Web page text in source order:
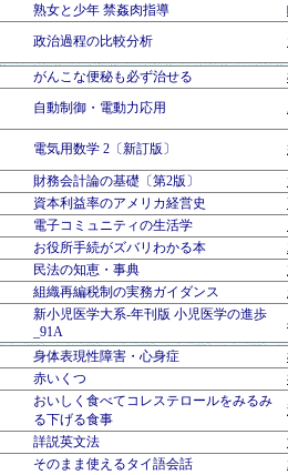
熟女と少年 禁姦肉指導
政治過程の比較分析
がんこな便秘も必ず治せる
自動制御・電動力応用
電気用数学 2〔新訂版〕
財務会計論の基礎〔第2版〕
資本利益率のアメリカ経営史
電子コミュニティの生活学
お役所手続がズバリわかる本
民法の知恵・事典
組織再編税制の実務ガイダンス
新小児医学大系-年刊版 小児医学の進歩
_91A
身体表現性障害・心身症
赤いくつ
おいしく食べてコレステロールをみるみ
る下げる食事
詳説英文法
そのまま使えるタイ語会話